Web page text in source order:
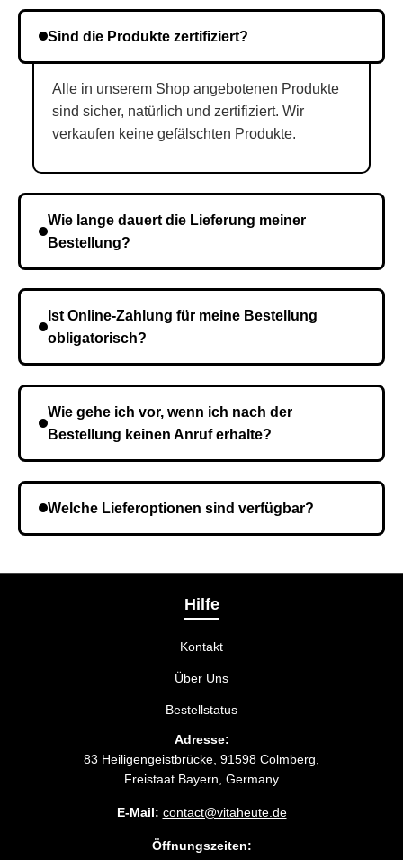
Sind die Produkte zertifiziert?
Alle in unserem Shop angebotenen Produkte
sind sicher, natürlich und zertifiziert. Wir
verkaufen keine gefälschten Produkte.
Wie lange dauert die Lieferung meiner
Bestellung?
Kurierdienst und die Zeit hängt davon ab.
Ist Online-Zahlung für meine Bestellung
obligatorisch?
Wie gehe ich vor, wenn ich nach der
Bestellung keinen Anruf erhalte?
und wiederholen Sie gegebenenfalls die Bestellung.
Welche Lieferoptionen sind verfügbar?
Liefermethode wählen, die am besten zu Ihnen
Hilfe
Kontakt
Über Uns
Bestellstatus
Adresse:
83 Heiligengeistbrücke, 91598 Colmberg,
Freistaat Bayern, Germany
E-Mail: contact@vitaheute.de
Öffnungszeiten: